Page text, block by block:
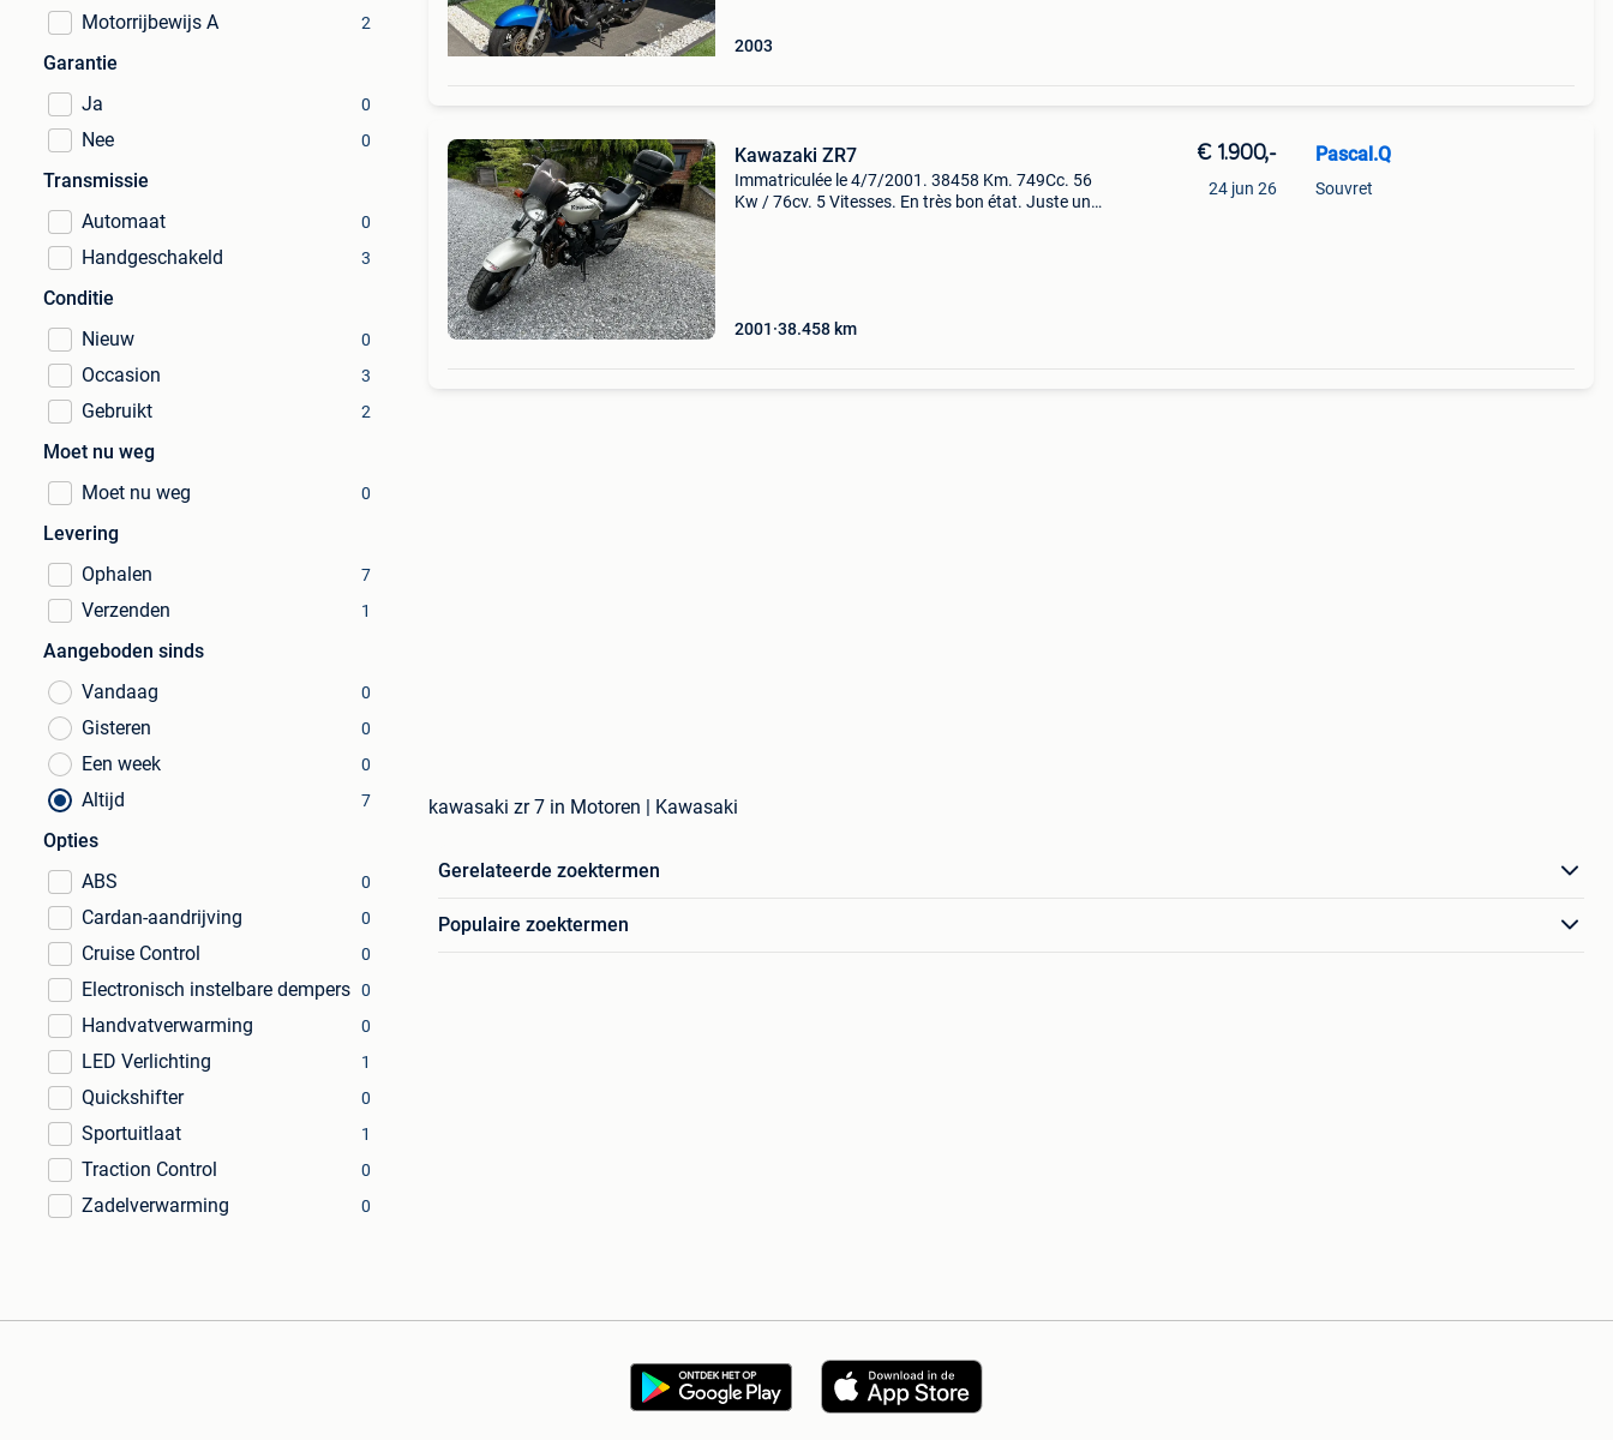
Motorrijbewijs A 2
Garantie
Ja
0
Nee 0
Transmissie
Automaat
0
Handgeschakeld 3
Conditie
Nieuw
0
Occasion 3
Gebruikt 2
Moet nu weg
Moet nu weg
0
Levering
Ophalen
7
Verzenden 1
Aangeboden sinds
Vandaag
0
Gisteren 0
Een week 0
Altijd 7
Opties
ABS
0
Cardan-aandrijving 0
Cruise Control 0
Electronisch instelbare dempers 0
Handvatverwarming 0
LED Verlichting 1
Quickshifter 0
Sportuitlaat 1
Traction Control 0
Zadelverwarming 0
2003
Kawazaki ZR7
Immatriculée le 4/7/2001. 38458 Km. 749Cc. 56
Kw / 76cv. 5 Vitesses. En très bon état. Juste un
2001 38.458 km
€ 1.900,-
24 jun 26
Pascal.Q
Souvret
kawasaki zr 7 in Motoren | Kawasaki
Gerelateerde zoektermen
Populaire zoektermen